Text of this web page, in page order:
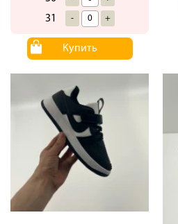
31 - +
Купить